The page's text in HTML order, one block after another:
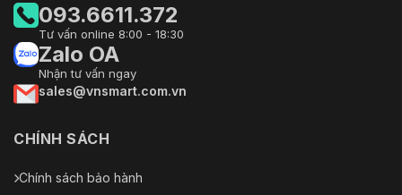
093.6611.372
Tư vấn online 8:00 - 18:30
Zalo OA
Nhận tư vấn ngay
sales@vnsmart.com.vn
CHÍNH SÁCH
Chính sách bảo hành